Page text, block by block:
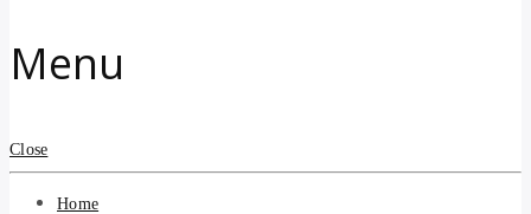
รับจ้าง โพสอสังหา.com
บริการ รับโพส ประกาศ
รับจ้างโพสอสังหา ราคาถู
Menu
Close
Home